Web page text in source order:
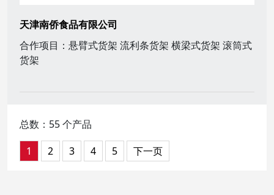
天津南侨食品有限公司
合作项目：悬臂式货架 流利条货架 横梁式货架 滚筒式
货架
总数：55 个产品
1
2 3 4 5 下一页